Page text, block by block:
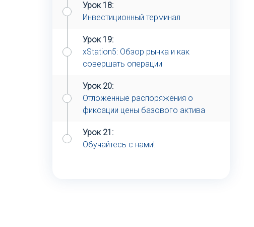
Урок 18:
Инвестиционный терминал
Урок 19:
xStation5: Обзор рынка и как
совершать операции
Урок 20:
Отложенные распоряжения о
фиксации цены базового актива
Урок 21:
Обучайтесь с нами!